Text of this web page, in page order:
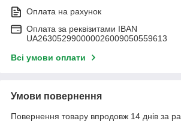
Оплата на рахунок
Оплата за реквізитами IBAN
UA263052990000026009050559613
Всі умови оплати
Умови повернення
Повернення товару впродовж 14 днів за